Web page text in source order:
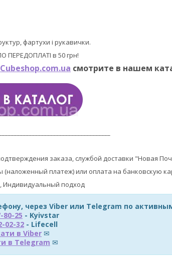
фартухи і рукавички.
ПЕРЕДОПЛАТІ в 50 грн!
Cubeshop.com.ua смотрите в нашем
заказа, службой доставки "Новая
платеж) или оплата на банковскую
через Viber или Telegram по
80-25 - Kyivstar
02-32 - Lifecell
в Viber ✉
в Telegram ✉